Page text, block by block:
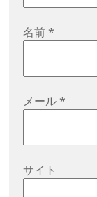
名前*
メール*
サイト